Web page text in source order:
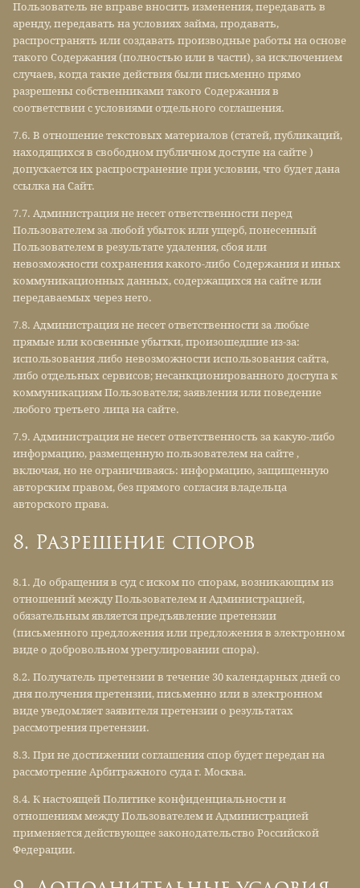
Пользователь не вправе вносить изменения, передавать в
аренду, передавать на условиях займа, продавать,
распространять или создавать производные работы на основе
такого Содержания (полностью или в части), за исключением
случаев, когда такие действия были письменно прямо
разрешены собственниками такого Содержания в
соответствии с условиями отдельного соглашения.
7.6. В отношение текстовых материалов (статей, публикаций,
находящихся в свободном публичном доступе на сайте )
допускается их распространение при условии, что будет дана
ссылка на Сайт.
7.7. Администрация не несет ответственности перед
Пользователем за любой убыток или ущерб, понесенный
Пользователем в результате удаления, сбоя или
невозможности сохранения какого-либо Содержания и иных
коммуникационных данных, содержащихся на сайте или
передаваемых через него.
7.8. Администрация не несет ответственности за любые
прямые или косвенные убытки, произошедшие из-за:
использования либо невозможности использования сайта,
либо отдельных сервисов; несанкционированного доступа к
коммуникациям Пользователя; заявления или поведение
любого третьего лица на сайте.
7.9. Администрация не несет ответственность за какую-либо
информацию, размещенную пользователем на сайте ,
включая, но не ограничиваясь: информацию, защищенную
авторским правом, без прямого согласия владельца
авторского права.
8. Разрешение споров
8.1. До обращения в суд с иском по спорам, возникающим из
отношений между Пользователем и Администрацией,
обязательным является предъявление претензии
(письменного предложения или предложения в электронном
виде о добровольном урегулировании спора).
8.2. Получатель претензии в течение 30 календарных дней со
дня получения претензии, письменно или в электронном
виде уведомляет заявителя претензии о результатах
рассмотрения претензии.
8.3. При не достижении соглашения спор будет передан на
рассмотрение Арбитражного суда г. Москва.
8.4. К настоящей Политике конфиденциальности и
отношениям между Пользователем и Администрацией
применяется действующее законодательство Российской
Федерации.